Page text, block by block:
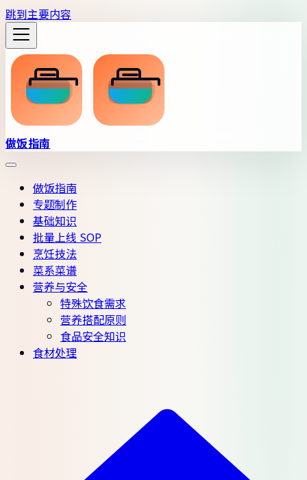
跳到主要内容
做饭指南
做饭指南
专题制作
基础知识
批量上线 SOP
烹饪技法
菜系菜谱
营养与安全
特殊饮食需求
营养搭配原则
食品安全知识
食材处理